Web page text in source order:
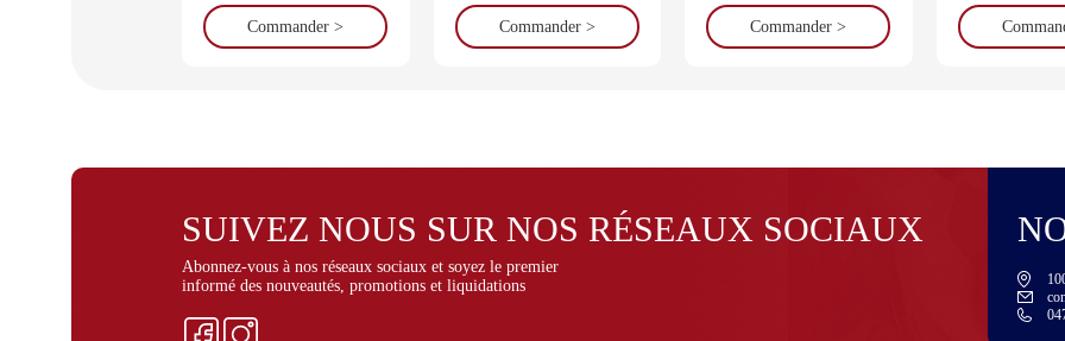
Commander > Commander > Commander >
SUIVEZ NOUS SUR NOS RÉSEAUX SOCIAUX
Abonnez-vous à nos réseaux sociaux et soyez le premier
informé des nouveautés, promotions et liquidations
Facebook